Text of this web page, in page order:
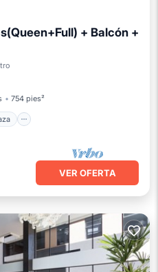
+ Balcón +
754 pies²
Terraza
VER OFERTA